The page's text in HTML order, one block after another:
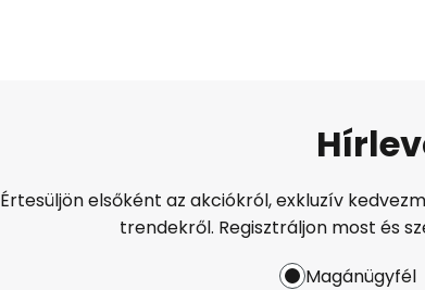
Értesüljön elsőként az akciókról, exkluzív
trendekről. Regisztráljon most és
Magánügyfél